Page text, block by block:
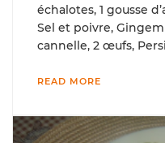
échalotes, 1 gousse
Sel et poivre,
cannelle, 2 œufs,
READ MORE